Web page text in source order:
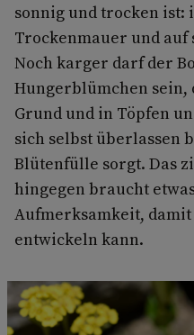
sonnig und trocken ist:
Trockenmauer und auf
Noch karger darf der
Hungerblümchen sein,
Grund und in Töpfen
sich selbst überlassen
Blütenfülle sorgt. Das
hingegen braucht
Aufmerksamkeit,
entwickeln kann.